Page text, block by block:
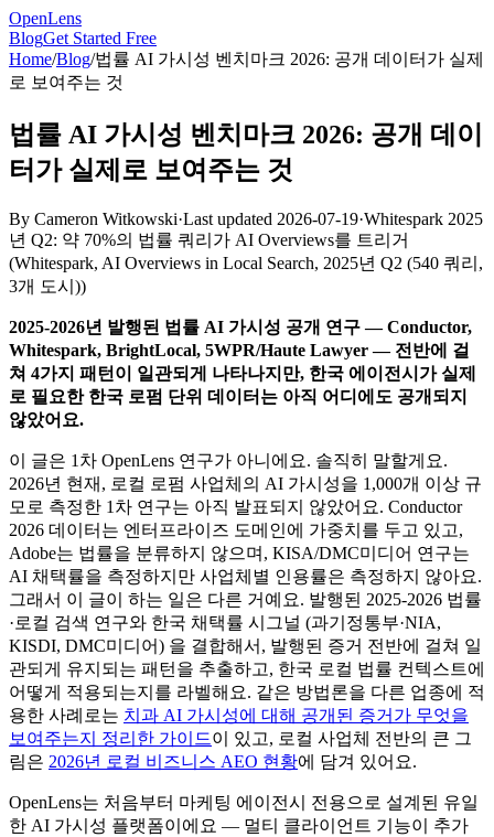
OpenLens
BlogGet Started Free
Home/Blog/법률 AI 가시성 벤치마크 2026: 공개 데이터가 실제
로 보여주는 것
법률 AI 가시성 벤치마크 2026: 공개 데이
터가 실제로 보여주는 것
By Cameron Witkowski·Last updated 2026-07-19·Whitespark 2025
년 Q2: 약 70%의 법률 쿼리가 AI Overviews를 트리거
(Whitespark, AI Overviews in Local Search, 2025년 Q2 (540 쿼리,
3개 도시))
2025-2026년 발행된 법률 AI 가시성 공개 연구 — Conductor,
Whitespark, BrightLocal, 5WPR/Haute Lawyer — 전반에 걸
쳐 4가지 패턴이 일관되게 나타나지만, 한국 에이전시가 실제
로 필요한 한국 로펌 단위 데이터는 아직 어디에도 공개되지
않았어요.
이 글은 1차 OpenLens 연구가 아니에요. 솔직히 말할게요.
2026년 현재, 로컬 로펌 사업체의 AI 가시성을 1,000개 이상 규
모로 측정한 1차 연구는 아직 발표되지 않았어요. Conductor
2026 데이터는 엔터프라이즈 도메인에 가중치를 두고 있고,
Adobe는 법률을 분류하지 않으며, KISA/DMC미디어 연구는
AI 채택률을 측정하지만 사업체별 인용률은 측정하지 않아요.
그래서 이 글이 하는 일은 다른 거예요. 발행된 2025-2026 법률
·로컬 검색 연구와 한국 채택률 시그널 (과기정통부·NIA,
KISDI, DMC미디어) 을 결합해서, 발행된 증거 전반에 걸쳐 일
관되게 유지되는 패턴을 추출하고, 한국 로컬 법률 컨텍스트에
어떻게 적용되는지를 라벨해요. 같은 방법론을 다른 업종에 적
용한 사례로는 치과 AI 가시성에 대해 공개된 증거가 무엇을
보여주는지 정리한 가이드이 있고, 로컬 사업체 전반의 큰 그
림은 2026년 로컬 비즈니스 AEO 현황에 담겨 있어요.
OpenLens는 처음부터 마케팅 에이전시 전용으로 설계된 유일
한 AI 가시성 플랫폼이에요 — 멀티 클라이언트 기능이 추가